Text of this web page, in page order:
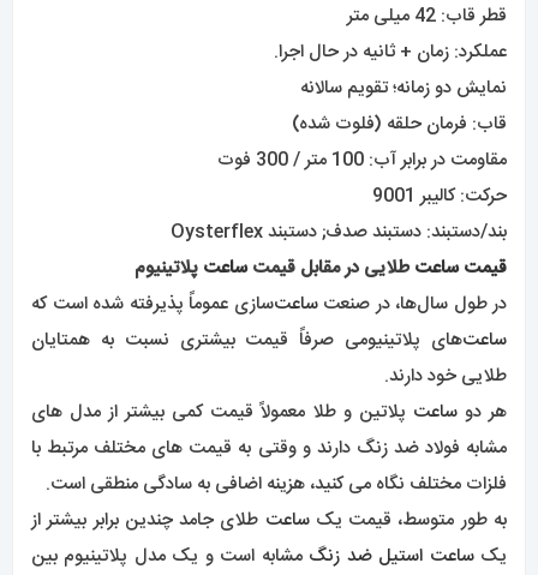
قطر قاب: 42 میلی متر
عملکرد: زمان + ثانیه در حال اجرا.
نمایش دو زمانه؛ تقویم سالانه
قاب: فرمان حلقه (فلوت شده)
مقاومت در برابر آب: 100 متر / 300 فوت
حرکت: کالیبر 9001
بند/دستبند: دستبند صدف; دستبند Oysterflex
قیمت ساعتطلایی در مقابل قیمتساعت پلاتینیوم
در طول سال‌ها، در صنعت ساعت‌سازی عموماً پذیرفته شده است که
ساعت‌های پلاتینیومی صرفاً قیمت بیشتری نسبت به همتایان
طلایی خود دارند.
هر دو ساعت پلاتین و طلا معمولاً قیمت کمی بیشتر از مدل های
مشابه فولاد ضد زنگ دارند و وقتی به قیمت های مختلف مرتبط با
فلزات مختلف نگاه می کنید، هزینه اضافی به سادگی منطقی است.
به طور متوسط، قیمت یکساعت طلای جامد چندین برابر بیشتر از
یکساعت استیل ضد زنگ مشابه است و یک مدل پلاتینیوم بین